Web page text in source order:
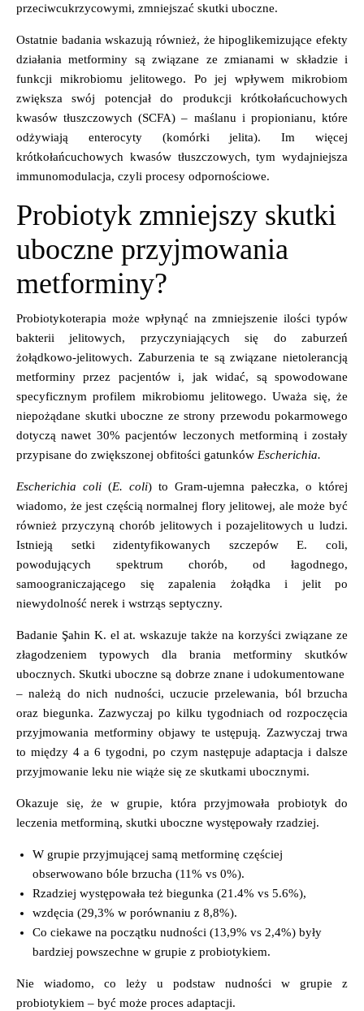
przeciwcukrzycowymi, zmniejszać skutki uboczne.
Ostatnie badania wskazują również, że hipoglikemizujące efekty
działania metforminy są związane ze zmianami w składzie i
funkcji mikrobiomu jelitowego. Po jej wpływem mikrobiom
zwiększa swój potencjał do produkcji krótkołańcuchowych
kwasów tłuszczowych (SCFA) – maślanu i propionianu, które
odżywiają enterocyty (komórki jelita). Im więcej
krótkołańcuchowych kwasów tłuszczowych, tym wydajniejsza
immunomodulacja, czyli procesy odpornościowe.
Probiotyk zmniejszy skutki
uboczne przyjmowania
metforminy?
Probiotykoterapia może wpłynąć na zmniejszenie ilości typów
bakterii jelitowych, przyczyniających się do zaburzeń
żołądkowo-jelitowych. Zaburzenia te są związane nietolerancją
metforminy przez pacjentów i, jak widać, są spowodowane
specyficznym profilem mikrobiomu jelitowego. Uważa się, że
niepożądane skutki uboczne ze strony przewodu pokarmowego
dotyczą nawet 30% pacjentów leczonych metforminą i zostały
przypisane do zwiększonej obfitości gatunków Escherichia.
Escherichia coli (E. coli) to Gram-ujemna pałeczka, o której
wiadomo, że jest częścią normalnej flory jelitowej, ale może być
również przyczyną chorób jelitowych i pozajelitowych u ludzi.
Istnieją setki zidentyfikowanych szczepów E. coli,
powodujących spektrum chorób, od łagodnego,
samoograniczającego się zapalenia żołądka i jelit po
niewydolność nerek i wstrząs septyczny.
Badanie Şahin K. el at. wskazuje także na korzyści związane ze
złagodzeniem typowych dla brania metforminy skutków
ubocznych. Skutki uboczne są dobrze znane i udokumentowane
– należą do nich nudności, uczucie przelewania, ból brzucha
oraz biegunka. Zazwyczaj po kilku tygodniach od rozpoczęcia
przyjmowania metforminy objawy te ustępują. Zazwyczaj trwa
to między 4 a 6 tygodni, po czym następuje adaptacja i dalsze
przyjmowanie leku nie wiąże się ze skutkami ubocznymi.
Okazuje się, że w grupie, która przyjmowała probiotyk do
leczenia metforminą, skutki uboczne występowały rzadziej.
W grupie przyjmującej samą metforminę częściej
obserwowano bóle brzucha (11% vs 0%).
Rzadziej występowała też biegunka (21.4% vs 5.6%),
wzdęcia (29,3% w porównaniu z 8,8%).
Co ciekawe na początku nudności (13,9% vs 2,4%) były
bardziej powszechne w grupie z probiotykiem.
Nie wiadomo, co leży u podstaw nudności w grupie z
probiotykiem – być może proces adaptacji.